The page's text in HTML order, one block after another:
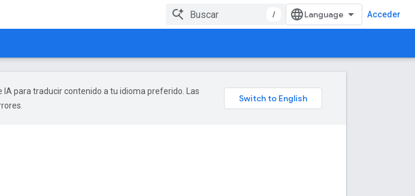
/ Acceder
IA para traducir contenido a tu idioma preferido. Las